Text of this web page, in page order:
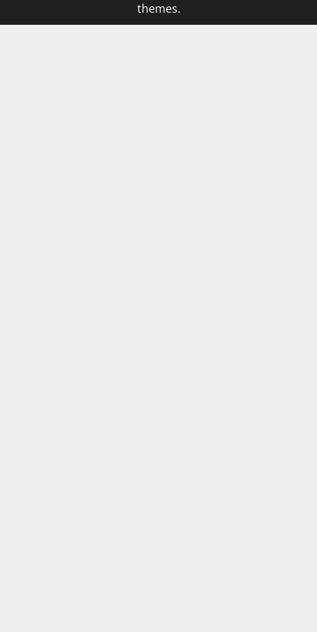
themes.